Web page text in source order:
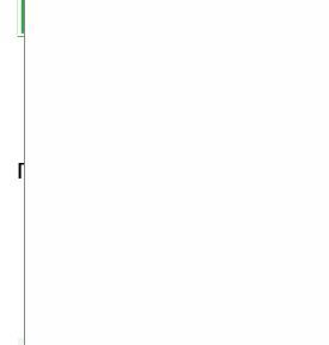
редставляем
подборку программ.